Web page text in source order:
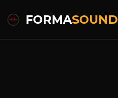
FORMASOUND